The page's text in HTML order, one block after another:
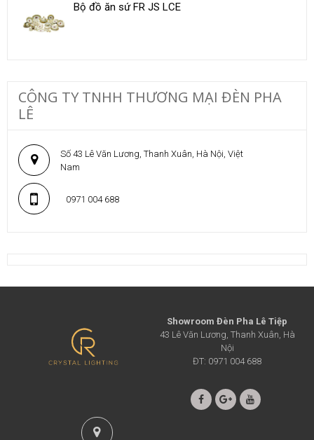
Bộ đồ ăn sứ FR JS LCE
CÔNG TY TNHH THƯƠNG MẠI ĐÈN PHA
LÊ
Số 43 Lê Văn Lương, Thanh Xuân, Hà Nội, Việt
Nam
0971 004 688
Showroom Đèn Pha Lê Tiệp
43 Lê Văn Lương, Thanh Xuân, Hà
Nội
ĐT: 0971 004 688